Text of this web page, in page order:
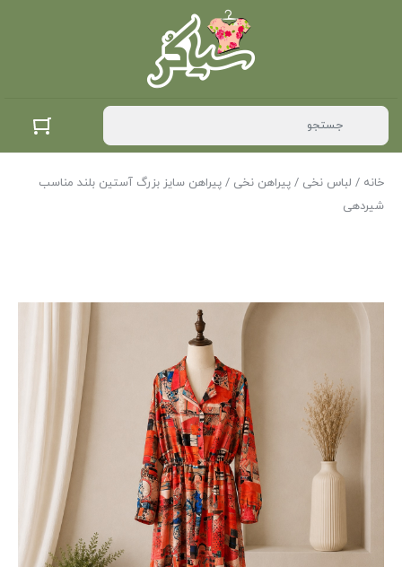
خانه / لباس نخی / پیراهن نخی / پیراهن سایز بزرگ آستین بلند مناسب
شیردهی